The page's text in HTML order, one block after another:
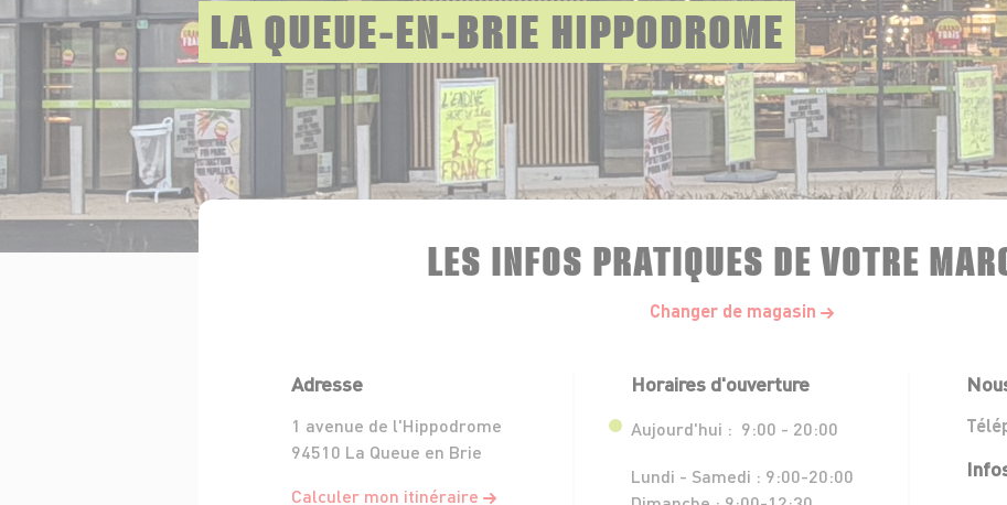
LA QUEUE-EN-BRIE HIPPODROME
LES INFOS PRATIQUES DE VOTRE
Changer de magasin
Adresse
1 avenue de l'Hippodrome
94510 La Queue en Brie
Calculer mon itinéraire
Horaires d'ouverture
Aujourd'hui : 9:00 - 20:00
Lundi - Samedi : 9:00-20:00